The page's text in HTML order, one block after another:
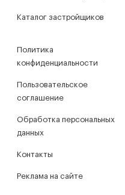
Каталог застройщиков
Политика
конфиденциальности
Пользовательское
соглашение
Обработка персональных
данных
Контакты
Реклама на сайте